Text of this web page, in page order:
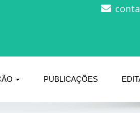
PUBLICAÇÕES